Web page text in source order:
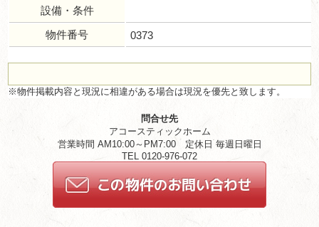
設備・条件
物件番号
0373
※物件掲載内容と現況に相違がある場合は現況を優先と致します。
問合せ先
アコースティックホーム
営業時間 AM10:00～PM7:00 定休日 毎週日曜日
TEL 0120-976-072